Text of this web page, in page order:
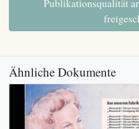
Publikationsqualität
Ähnliche Dokumente